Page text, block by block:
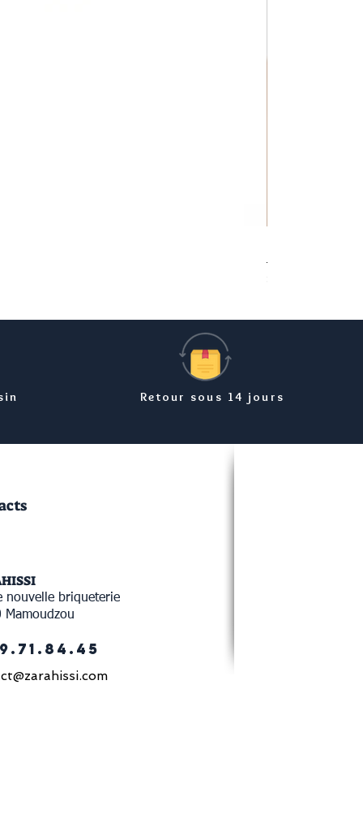
Retour sous 14 jours
nouvelle briqueterie
Mamoudzou